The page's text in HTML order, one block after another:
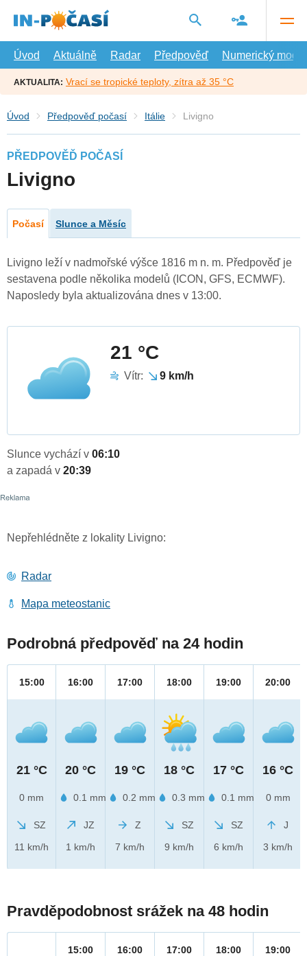
hlavní
Úvod
Aktuálně Radar Předpověď Numerický model
AKTUALITA: Vrací se tropické teploty, zítra až 35 °C
Úvod Předpověď počasí Itálie Livigno
PŘEDPOVĚĎ POČASÍ
Livigno
Počasí Slunce a Měsíc
Livigno leží v nadmořské výšce 1816 m n. m. Předpověď je
sestavena podle několika modelů (ICON, GFS, ECMWF).
Naposledy byla aktualizována dnes v 13:00.
21 °C
Vítr: 9 km/h
Slunce vychází v 06:10
a zapadá v 20:39
Nepřehlédněte z lokality Livigno:
Radar
Mapa meteostanic
Podrobná předpověď na 24 hodin
15:00
21 °C
0 mm
SZ
11 km/h
16:00
20 °C
0.1 mm
JZ
1 km/h
17:00
19 °C
0.2 mm
Z
7 km/h
18:00
18 °C
0.3 mm
SZ
9 km/h
19:00
17 °C
0.1 mm
SZ
6 km/h
20:00
16 °C
0 mm
J
3 km/h
Pravděpodobnost srážek na 48 hodin
15:00
16:00
17:00
18:00
19:00